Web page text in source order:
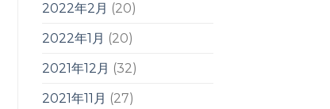
2022年2月 (20)
2022年1月 (20)
2021年12月 (32)
2021年11月 (27)